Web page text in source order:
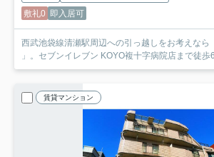
敷礼0 即入居可
西武池袋線清瀬駅周辺への引っ越しをお考えなら
」。セブンイレブン KOYO複十字病院店まで徒歩
賃貸マンション